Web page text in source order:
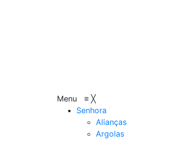
Menu ≡ ╳
Senhora
Alianças
Argolas